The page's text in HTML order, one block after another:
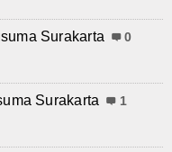
Surakarta 0
Surakarta 1